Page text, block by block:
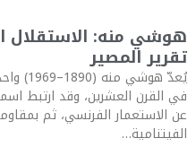
هوشي منه:
تقرير المصير
يُعدّ
في القرن العشرين، وقد ارتبط
عن الاستعمار الفرنسي، ثم
الفيتنامية…